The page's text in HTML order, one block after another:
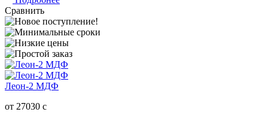
Сравнить
Леон-2 МДФ
от 27030 c